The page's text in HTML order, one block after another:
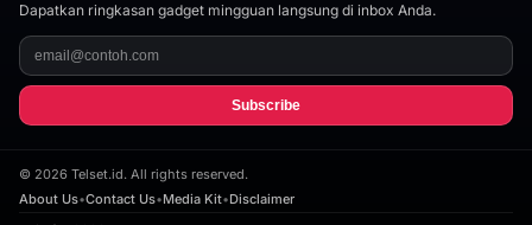
Dapatkan ringkasan gadget mingguan langsung di inbox Anda.
Subscribe
© 2026 Telset.id. All rights reserved.
About Us•Contact Us•Media Kit•Disclaimer